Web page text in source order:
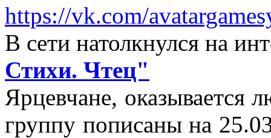
https://vk.com/
В сети натолкнулся на
Стихи. Чтец"
Ярцевчане,
группу пописаны на